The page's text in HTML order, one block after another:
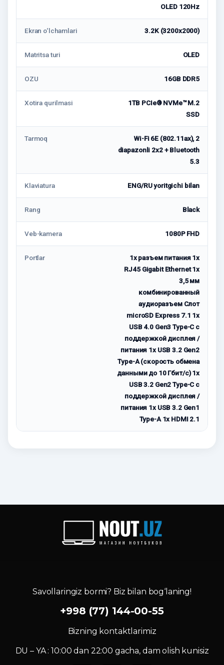
OLED 120Hz
Ekran o‘lchamlari 3.2K (3200x2000)
Matritsa turi OLED
OZU 16GB DDR5
Xotira qurilmasi
1TB PCIe® NVMe™ M.2
SSD
Tarmoq
Wi-Fi 6E (802.11ax), 2
diapazonli 2x2 + Bluetooth
5.3
Klaviatura ENG/RU yoritgichi bilan
Rang Black
Veb-kamera 1080P FHD
Portlar
1x разъем питания 1x
RJ45 Gigabit Ethernet 1x
3,5 мм
комбинированный
аудиоразъем Слот
microSD Express 7.1 1x
USB 4.0 Gen3 Type-C с
поддержкой дисплея /
питания 1x USB 3.2 Gen2
Type-A (скорость обмена
данными до 10 Гбит/с) 1x
USB 3.2 Gen2 Type-C с
поддержкой дисплея /
питания 1x USB 3.2 Gen1
Type-A 1x HDMI 2.1
Savollaringiz bormi? Biz bilan bog‘laning!
+998 (77) 144-00-55
Bizning kontaktlarimiz
DU – YA : 10:00 dan 22:00 gacha, dam olish kunisiz